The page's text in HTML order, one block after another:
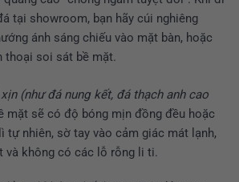
tại showroom, bạn hãy cúi nghiêng
ánh sáng chiếu vào mặt bàn, hoặc
thoại soi sát bề mặt.
(như đá nung kết, đá thạch anh cao
mặt sẽ có độ bóng mịn đồng đều hoặc
tự nhiên, sờ tay vào cảm giác mát lạnh,
và không có các lỗ rỗng li ti.